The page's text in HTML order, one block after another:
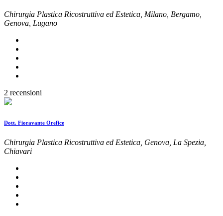
Chirurgia Plastica Ricostruttiva ed Estetica, Milano, Bergamo,
Genova, Lugano
2 recensioni
Dott. Fioravante Orefice
Chirurgia Plastica Ricostruttiva ed Estetica, Genova, La Spezia,
Chiavari